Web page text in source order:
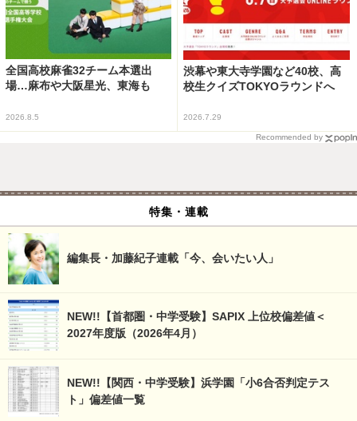
全国高校麻雀32チーム本選出
場…麻布や大阪星光、東海も
2026.8.5
渋幕や東大寺学園など40校、高
校生クイズTOKYOラウンドへ
2026.7.29
Recommended by
特集・連載
編集長・加藤紀子連載「今、会いたい人」
NEW!!【首都圏・中学受験】SAPIX 上位校偏差値＜
2027年度版（2026年4月）
NEW!!【関西・中学受験】浜学園「小6合否判定テス
ト」偏差値一覧